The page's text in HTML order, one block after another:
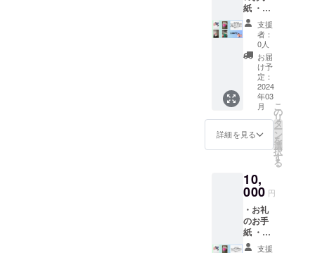
シーマ
スク、
猫ちゃ
んレ
ザース
トラッ
プ、
ペー
パー
リース
を郵送
させて
メージ
です。
マスク
の色の
みお選
び頂け
ます。
紙 ・メ
ルシー
マスク
（黒ま
たは
白） ・
猫ちゃ
んレ
ザース
トラッ
プ ・ハ
スの花
（ペー
パーク
ト） ・
紙紐
リース
メル
シーク
ラフト
からお
支援
者：
0人
お届
け予
定：
2024
年03
月
詳細を見る
こ
の
リ
タ
ー
ン
を
選
択
す
る
10,
000 円
・お礼
のお手
紙 ・メ
ルシー
支援